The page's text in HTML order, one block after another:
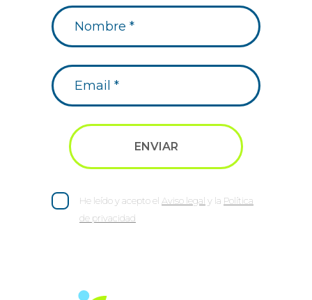
He leído y acepto el Aviso legal y la Política
de privacidad